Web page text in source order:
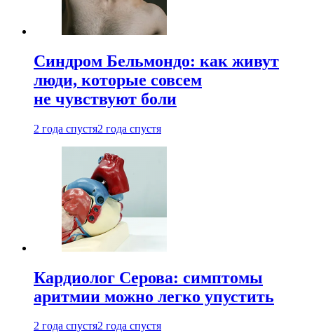
Синдром Бельмондо: как живут
люди, которые совсем
не чувствуют боли
2 года спустя2 года спустя
Кардиолог Серова: симптомы
аритмии можно легко упустить
2 года спустя2 года спустя